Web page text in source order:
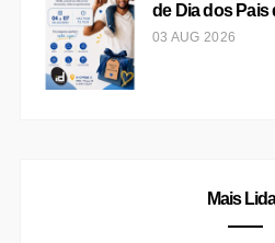
de Dia dos Pais
03 AUG 2026
Mais